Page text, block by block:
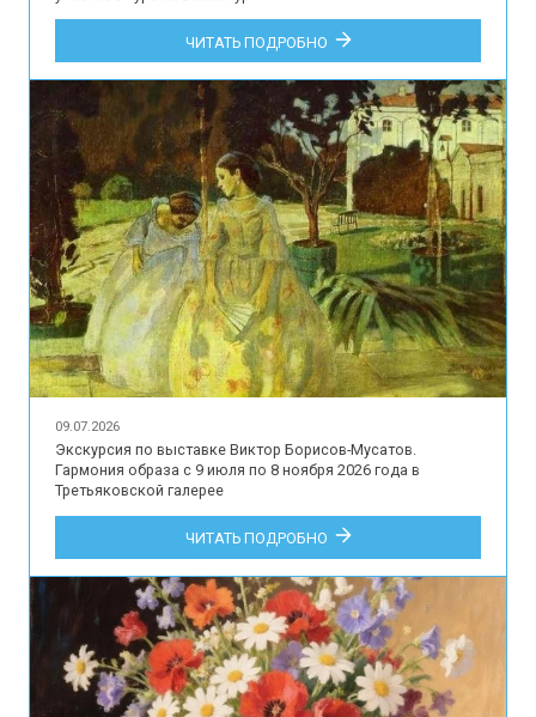
ЧИТАТЬ ПОДРОБНО
09.07.2026
Экскурсия по выставке Виктор Борисов-Мусатов.
Гармония образа с 9 июля по 8 ноября 2026 года в
Третьяковской галерее
ЧИТАТЬ ПОДРОБНО